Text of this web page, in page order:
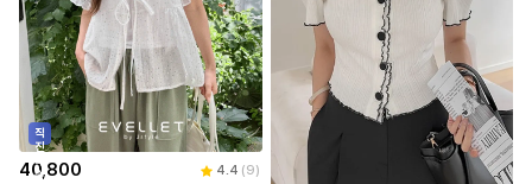
직
진
배
송
40,800 4.4 (9)